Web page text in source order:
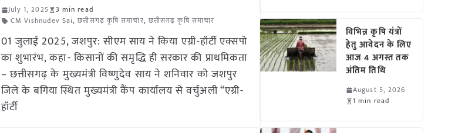
July 1, 2025
3 min read
CM Vishnudev Sai,छत्तीसगढ़ कृषि समाचार, छत्तीसगढ़ कृषि समाचार
01 जुलाई 2025, जशपुर: सीएम साय ने किया एग्री-हॉर्टी एक्सपो
का शुभारंभ, कहा- किसानों की समृद्धि ही सरकार की प्राथमिकता
– छत्तीसगढ़ के मुख्यमंत्री विष्णुदेव साय ने शनिवार को जशपुर
जिले के बगिया स्थित मुख्यमंत्री कैंप कार्यालय से वर्चुअली “एग्री-
हॉर्टी
विभिन्न कृषि यंत्रों
हेतु आवेदन के लिए
आज 4 अगस्त तक
अंतिम तिथि
August 5, 2026
1 min read